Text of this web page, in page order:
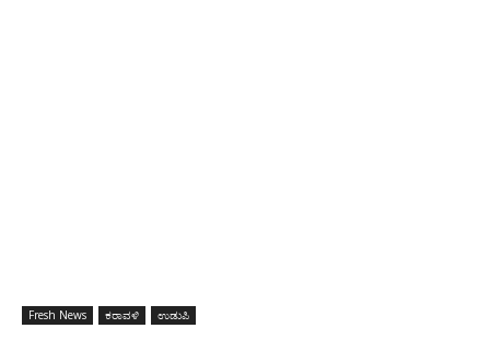
Fresh News ಕರಾವಳಿ ಉಡುಪಿ